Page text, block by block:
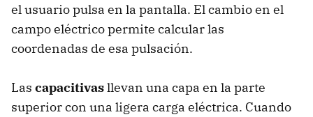
el usuario pulsa en la pantalla. El cambio en el
campo eléctrico permite calcular las
coordenadas de esa pulsación.
Las capacitivasllevan una capa en la parte
superior con una ligera carga eléctrica. Cuando